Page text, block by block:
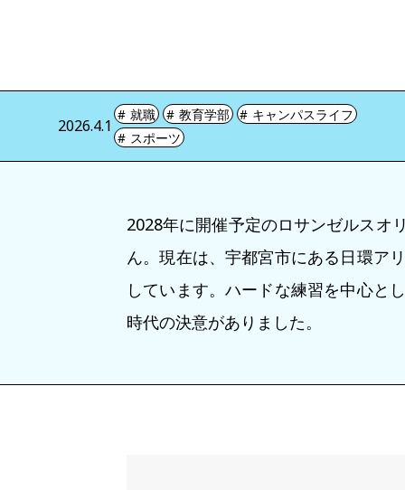
2026.4.1
就職 教育学部
キャンパスライフ
スポーツ
2028年に開催予定のロサンゼルスオ
ん。現在は、宇都宮市にある日環ア
しています。ハードな練習を中心と
時代の決意がありました。